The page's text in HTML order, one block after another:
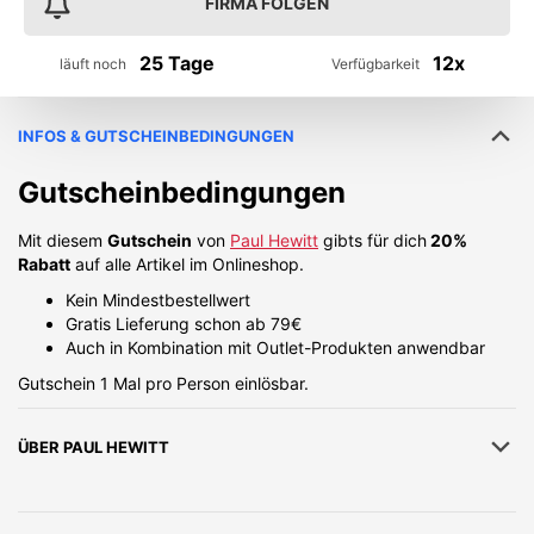
läuft noch 25 Tage Verfügbarkeit 12x
INFOS & GUTSCHEINBEDINGUNGEN
Gutscheinbedingungen
Mit diesem Gutschein von Paul Hewitt gibts für dich20%
Rabatt auf alle Artikel im Onlineshop.
Kein Mindestbestellwert
Gratis Lieferung schon ab 79€
Auch in Kombination mit Outlet-Produkten anwendbar
Gutschein 1 Mal pro Person einlösbar.
ÜBER PAUL HEWITT